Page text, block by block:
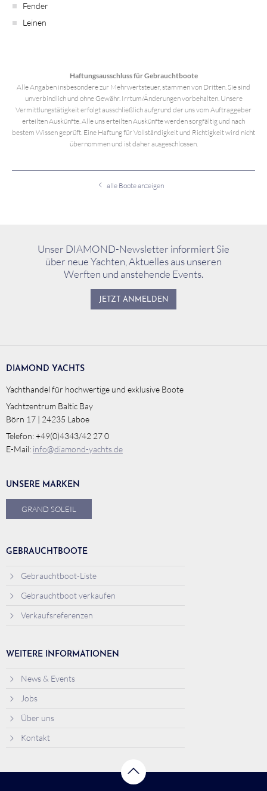
Fender
Leinen
Haftungsausschluss für Gebrauchtboote
Alle Angaben insbesondere zur Mehrwertsteuer, stammen von Dritten. Sie sind
unverbindlich und ohne Gewähr. Irrtum/Änderungen vorbehalten. Unsere
Vermittlungstätigkeit erfolgt ausschließlich aufgrund der uns vom Auftraggeber
erteilten Auskünfte. Alle uns erteilten Auskünfte werden sorgfältig und nach
bestem Wissen geprüft. Eine Haftung für Vollständigkeit und Richtigkeit wird nicht
übernommen und ist daher ausgeschlossen.
alle Boote anzeigen
Unser DIAMOND-Newsletter informiert Sie
über neue Yachten, Aktuelles aus unseren
Werften und anstehende Events.
JETZT ANMELDEN
DIAMOND YACHTS
Yachthandel für hochwertige und exklusive Boote
Yachtzentrum Baltic Bay
Börn 17 | 24235 Laboe
Telefon: +49(0)4343/42 27 0
E-Mail: info@diamond-yachts.de
UNSERE MARKEN
GRAND SOLEIL
GEBRAUCHTBOOTE
Gebrauchtboot-Liste
Gebrauchtboot verkaufen
Verkaufsreferenzen
WEITERE INFORMATIONEN
News & Events
Jobs
Über uns
Kontakt